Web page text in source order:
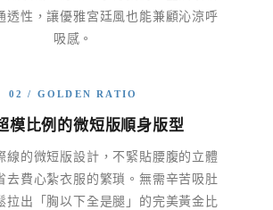
透性，讓優雅宮廷風也能兼顧沁涼呼
吸感。
02 / GOLDEN RATIO
模比例的微短版順身版型
線的微短版設計，不緊貼腰腹的立體
去費心紮衣服的繁瑣。無需辛苦吸肚
拉出「胸以下全是腿」的完美黃金比